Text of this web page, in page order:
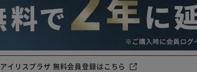
アイリスプラザ 無料会員登録はこちら